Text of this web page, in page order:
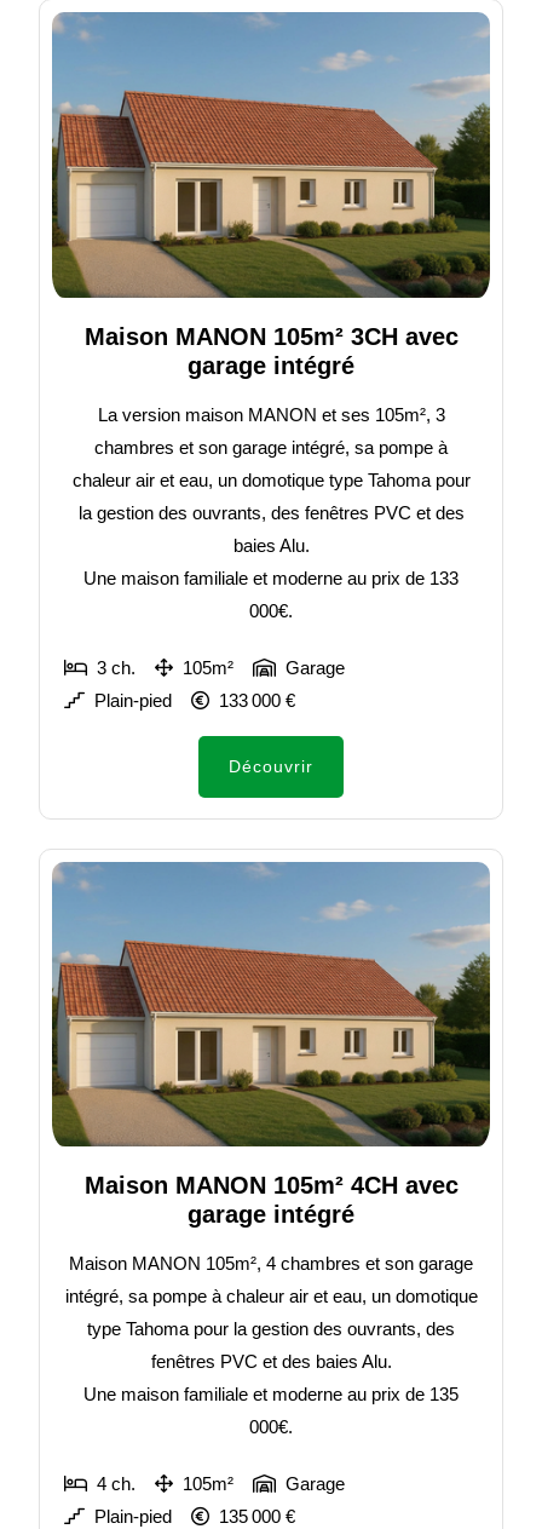
Maison MANON 105m² 3CH avec
garage intégré
La version maison MANON et ses 105m², 3
chambres et son garage intégré, sa pompe à
chaleur air et eau, un domotique type Tahoma pour
la gestion des ouvrants, des fenêtres PVC et des
baies Alu.
Une maison familiale et moderne au prix de 133
000€.
3 ch. 105m²
Garage
Plain-pied
133 000 €
Découvrir
Maison MANON 105m² 4CH avec
garage intégré
Maison MANON 105m², 4 chambres et son garage
intégré, sa pompe à chaleur air et eau, un domotique
type Tahoma pour la gestion des ouvrants, des
fenêtres PVC et des baies Alu.
Une maison familiale et moderne au prix de 135
000€.
4 ch. 105m²
Garage
Plain-pied
135 000 €